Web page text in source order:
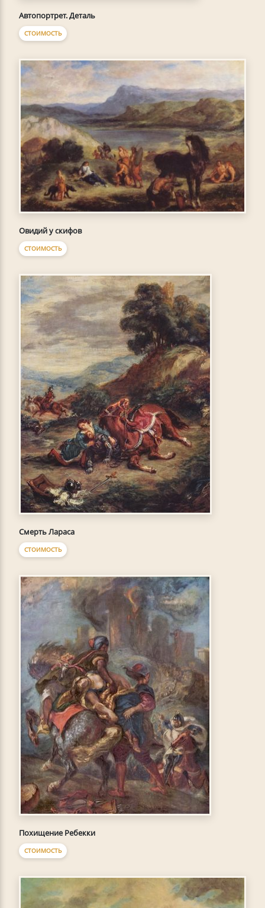
Автопортрет. Деталь
СТОИМОСТЬ
Овидий у скифов
СТОИМОСТЬ
Смерть Лараса
СТОИМОСТЬ
Похищение Ребекки
СТОИМОСТЬ